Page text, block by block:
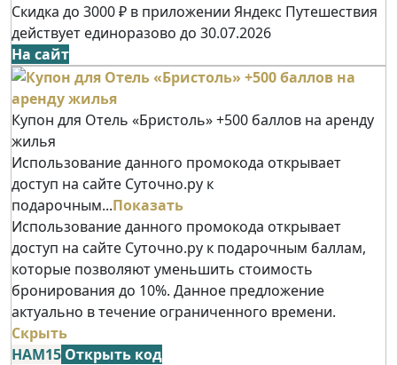
Скидка до 3000 ₽ в приложении Яндекс Путешествия
действует единоразово до 30.07.2026
На сайт
Купон для Отель «Бристоль» +500 баллов на аренду
жилья
Использование данного промокода открывает
доступ на сайте Суточно.ру к
подарочным...Показать
Использование данного промокода открывает
доступ на сайте Суточно.ру к подарочным баллам,
которые позволяют уменьшить стоимость
бронирования до 10%. Данное предложение
актуально в течение ограниченного времени.
Скрыть
НАМ15 Открыть код